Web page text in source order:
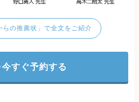
らの推薦状」で全文をご紹介
今すぐ予約する